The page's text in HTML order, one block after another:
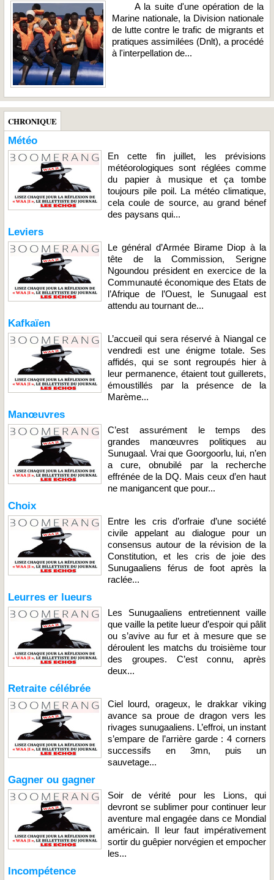
A la suite d'une opération de la
Marine nationale, la Division nationale
de lutte contre le trafic de migrants et
pratiques assimilées (Dnlt), a procédé
à l'interpellation de...
CHRONIQUE
Météo
En cette fin juillet, les prévisions
météorologiques sont réglées comme
du papier à musique et ça tombe
toujours pile poil. La météo climatique,
cela coule de source, au grand bénef
des paysans qui...
Leviers
Le général d’Armée Birame Diop à la
tête de la Commission, Serigne
Ngoundou président en exercice de la
Communauté économique des Etats de
l’Afrique de l’Ouest, le Sunugaal est
attendu au tournant de...
Kafkaïen
L’accueil qui sera réservé à Niangal ce
vendredi est une énigme totale. Ses
affidés, qui se sont regroupés hier à
leur permanence, étaient tout guillerets,
émoustillés par la présence de la
Marème...
Manœuvres
C’est assurément le temps des
grandes manœuvres politiques au
Sunugaal. Vrai que Goorgoorlu, lui, n’en
a cure, obnubilé par la recherche
effrénée de la DQ. Mais ceux d’en haut
ne manigancent que pour...
Choix
Entre les cris d’orfraie d’une société
civile appelant au dialogue pour un
consensus autour de la révision de la
Constitution, et les cris de joie des
Sunugaaliens férus de foot après la
raclée...
Leurres er lueurs
Les Sunugaaliens entretiennent vaille
que vaille la petite lueur d’espoir qui pâlit
ou s’avive au fur et à mesure que se
déroulent les matchs du troisième tour
des groupes. C’est connu, après
deux...
Retraite célébrée
Ciel lourd, orageux, le drakkar viking
avance sa proue de dragon vers les
rivages sunugaaliens. L’effroi, un instant
s’empare de l’arrière garde : 4 corners
successifs en 3mn, puis un
sauvetage...
Gagner ou gagner
Soir de vérité pour les Lions, qui
devront se sublimer pour continuer leur
aventure mal engagée dans ce Mondial
américain. Il leur faut impérativement
sortir du guêpier norvégien et empocher
les...
Incompétence